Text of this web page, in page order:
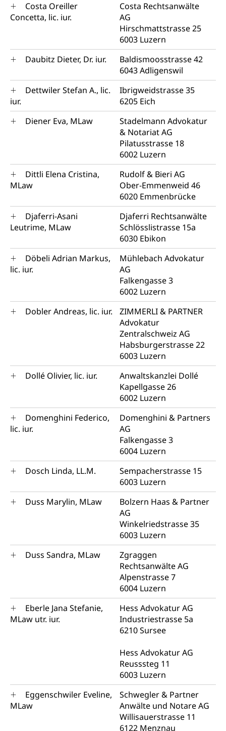
Costa Oreiller
Concetta, lic. iur.
Costa Rechtsanwälte
AG
Hirschmattstrasse 25
6003 Luzern
Daubitz Dieter, Dr. iur.
Baldismoosstrasse 42
6043 Adligenswil
Dettwiler Stefan A., lic.
iur.
Ibrigweidstrasse 35
6205 Eich
Diener Eva, MLaw
Stadelmann Advokatur
& Notariat AG
Pilatusstrasse 18
6002 Luzern
Dittli Elena Cristina,
MLaw
Rudolf & Bieri AG
Ober-Emmenweid 46
6020 Emmenbrücke
Djaferri-Asani
Leutrime, MLaw
Djaferri Rechtsanwälte
Schlösslistrasse 15a
6030 Ebikon
Döbeli Adrian Markus,
lic. iur.
Mühlebach Advokatur
AG
Falkengasse 3
6002 Luzern
Dobler Andreas, lic. iur.
ZIMMERLI & PARTNER
Advokatur
Zentralschweiz AG
Habsburgerstrasse 22
6003 Luzern
Dollé Olivier, lic. iur.
Anwaltskanzlei Dollé
Kapellgasse 26
6002 Luzern
Domenghini Federico,
lic. iur.
Domenghini & Partners
AG
Falkengasse 3
6004 Luzern
Dosch Linda, LL.M.
Sempacherstrasse 15
6003 Luzern
Duss Marylin, MLaw
Bolzern Haas & Partner
AG
Winkelriedstrasse 35
6003 Luzern
Duss Sandra, MLaw
Zgraggen
Rechtsanwälte AG
Alpenstrasse 7
6004 Luzern
Eberle Jana Stefanie,
MLaw utr. iur.
Hess Advokatur AG
Industriestrasse 5a
6210 Sursee
Hess Advokatur AG
Reusssteg 11
6003 Luzern
Eggenschwiler Eveline,
MLaw
Schwegler & Partner
Anwälte und Notare AG
Willisauerstrasse 11
6122 Menznau